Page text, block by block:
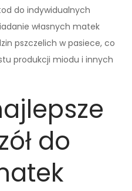
do indywidualnych
własnych matek
pszczelich w pasiece, co
produkcji miodu i innych
do